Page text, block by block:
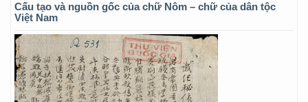
Cấu tạo và nguồn gốc của chữ Nôm – chữ của dân tộc
Việt Nam